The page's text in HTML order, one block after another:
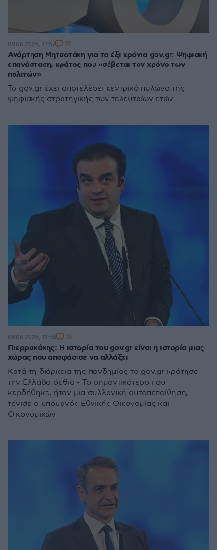
Ανάρτηση Μητσοτάκη για τα έξι χρόνια gov.gr: Ψηφιακή
επανάσταση, κράτος που «σέβεται τον χρόνο των
πολιτών»
Το gov.gr έχει αποτελέσει κεντρικό πυλώνα της
ψηφιακής στρατηγικής των τελευταίων ετών
09.06.2026, 17:57 19
Πιερρακάκης: Η ιστορία του gov.gr είναι η ιστορία μιας
χώρας που αποφάσισε να αλλάξει
Κατά τη διάρκεια της πανδημίας το gov.gr κράτησε
την Ελλάδα όρθια - Το σημαντικότερο που
κερδήθηκε, ήταν μια συλλογική αυτοπεποίθηση,
τόνισε ο υπουργός Εθνικής Οικονομίας και
Οικονομικών
09.06.2026, 12:56 16